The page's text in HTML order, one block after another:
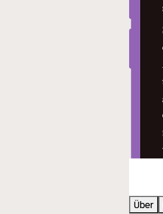
Über